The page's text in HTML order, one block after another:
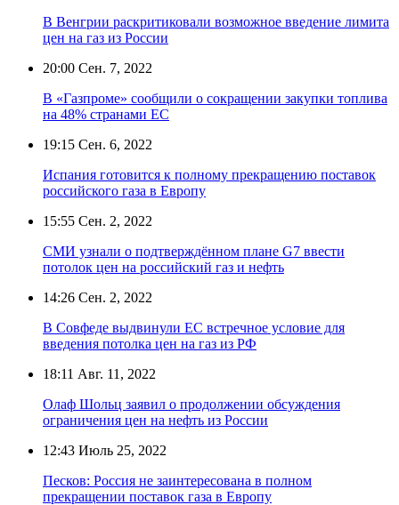
В Венгрии раскритиковали возможное введение лимита
цен на газ из России
20:00 Сен. 7, 2022
В «Газпроме» сообщили о сокращении закупки топлива
на 48% странами ЕС
19:15 Сен. 6, 2022
Испания готовится к полному прекращению поставок
российского газа в Европу
15:55 Сен. 2, 2022
СМИ узнали о подтверждённом плане G7 ввести
потолок цен на российский газ и нефть
14:26 Сен. 2, 2022
В Совфеде выдвинули ЕС встречное условие для
введения потолка цен на газ из РФ
18:11 Авг. 11, 2022
Олаф Шольц заявил о продолжении обсуждения
ограничения цен на нефть из России
12:43 Июль 25, 2022
Песков: Россия не заинтересована в полном
прекращении поставок газа в Европу